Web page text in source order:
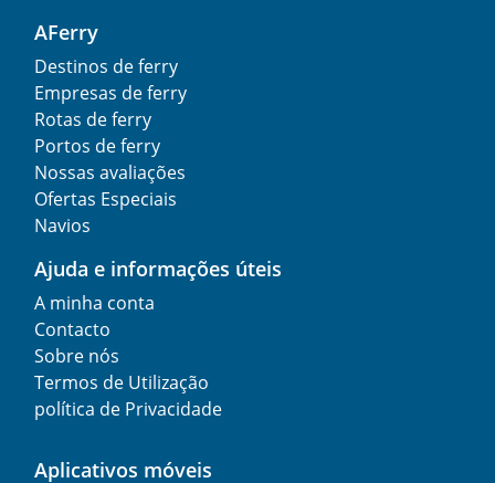
AFerry
Destinos de ferry
Empresas de ferry
Rotas de ferry
Portos de ferry
Nossas avaliações
Ofertas Especiais
Navios
Ajuda e informações úteis
A minha conta
Contacto
Sobre nós
Termos de Utilização
política de Privacidade
Aplicativos móveis